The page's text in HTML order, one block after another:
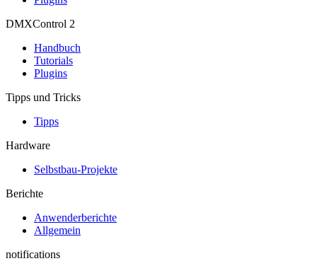
DMXControl 2
Handbuch
Tutorials
Plugins
Tipps und Tricks
Tipps
Hardware
Selbstbau-Projekte
Berichte
Anwenderberichte
Allgemein
notifications